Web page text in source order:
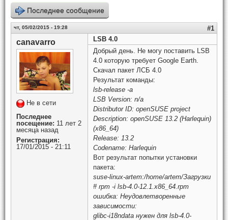
Последнее сообщение
чт, 05/02/2015 - 19:28 #1
canavarro
Не в сети
Последнее
посещение: 11 лет 2
месяца назад
Регистрация:
17/01/2015 - 21:11
LSB 4.0
Добрый день. Не могу поставить LSB
4.0 которую требует Google Earth.
Скачал пакет ЛСБ 4.0
Результат команды:
lsb-release -a
LSB Version: n/a
Distributor ID: openSUSE project
Description: openSUSE 13.2 (Harlequin)
(x86_64)
Release: 13.2
Codename: Harlequin
Вот результат попытки установки
пакета:
suse-linux-artem:/home/artem/Загрузки
# rpm -i lsb-4.0-12.1.x86_64.rpm
ошибка: Неудовлетворенные
зависимости:
glibc-i18ndata нужен для lsb-4.0-